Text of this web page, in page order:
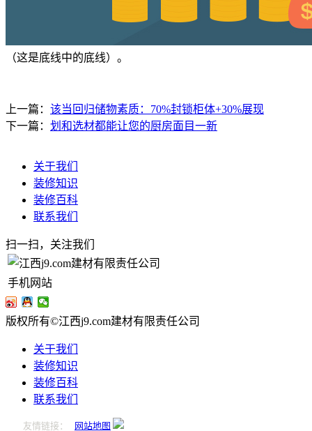
（这是底线中的底线）。
上一篇： 该当回归储物素质：70%封锁柜体+30%展现
下一篇： 划和选材都能让您的厨房面目一新
关于我们
装修知识
装修百科
联系我们
扫一扫，关注我们
手机网站
版权所有©江西j9.com建材有限责任公司
关于我们
装修知识
装修百科
联系我们
友情链接： 网站地图